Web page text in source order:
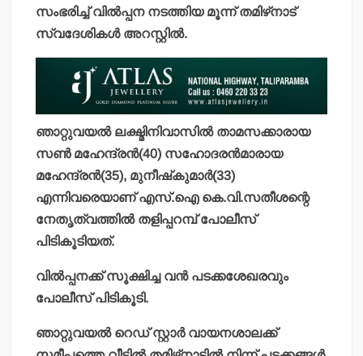
സംഭരിച്ച് വില്‍പ്പന നടത്തിയ മൂന്ന് തമിഴ്‌നാട്
സ്വദേശികള്‍ അറസ്റ്റില്‍.
ഞാറ്റുവയല്‍ ലക്ഷ്മിനിവാസില്‍ താമസക്കാരായ
സണ്‍ മഹേന്ദ്രന്‍(40) സഹോദരന്‍മാരായ
മഹേന്ദ്രന്‍(35), മുനീഷ്‌കുമാര്‍(33)
എന്നിവരെയാണ് എസ്.ഐ കെ.വി.സതീശന്റെ
നേതൃത്വത്തില്‍ തളിപ്പറമ്പ് പോലീസ്
പിടികൂടിയത്.
വില്‍പ്പനക്ക് സൂക്ഷിച്ച വന്‍ പടക്കശേഖരവും
പോലീസ് പിടികൂടി.
ഞാറ്റുവയല്‍ റെഡ് സ്റ്റാര്‍ വായനശാലക്ക്